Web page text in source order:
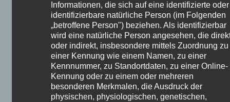
Edelmetalle
Informationen, die sich auf eine identifizierte oder
identifizierbare natürliche Person (im Folgenden
„betroffene Person") beziehen. Als identifizierbar
wird eine natürliche Person angesehen, die
oder indirekt, insbesondere mittels Zuordnung zu
einer Kennung wie einem Namen, zu einer
Kennnummer, zu Standortdaten, zu einer Online-
Kennung oder zu einem oder mehreren
besonderen Merkmalen, die Ausdruck der
physischen, physiologischen, genetischen,